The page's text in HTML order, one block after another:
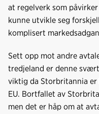
at regelverk som
kunne utvikle seg
komplisert
Sett opp mot andre
tredjeland er denne
viktig da Storbritannia
EU. Bortfallet av
men det er håp om at